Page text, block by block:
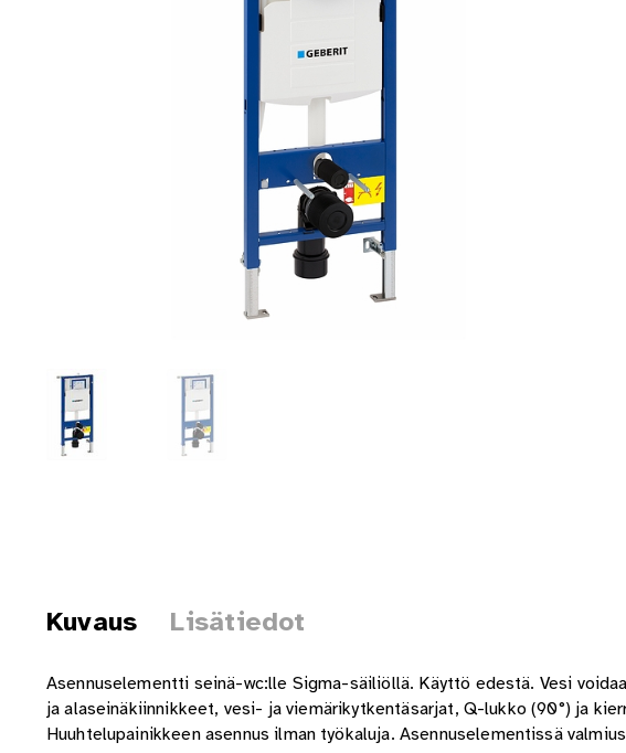
Tummuneet tai kuivat lauteet? Näin saat saunan
Kuvaus Lisätiedot
Asennuselementti seinä-wc:lle Sigma-säiliöllä. Käyttö edestä. Vesi
ja alaseinäkiinnikkeet, vesi- ja viemärikytkentäsarjat, Q-lukko (90°) ja
Huuhtelupainikkeen asennus ilman työkaluja. Asennuselementissä